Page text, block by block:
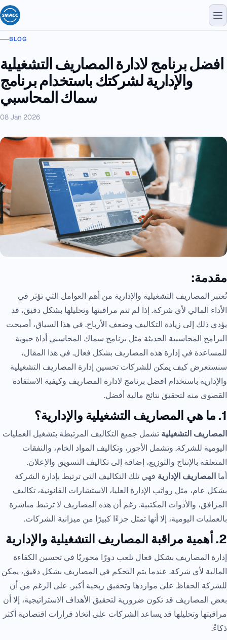
BLOG
افضل برنامج لادارة المصاريف التشغيلية
والإدارية لشركتك باستخدام برنامج
سماك المحاسبي
08 Jan 2026
مقدمة:
تُعتبر المصاريف التشغيلية والإدارية من أهم العوامل التي تؤثر في
الأداء المالي لأي شركة. إذا لم تتم مراقبتها وتحليلها بشكل دقيق، قد
يؤدي ذلك إلى زيادة التكاليف وضعف الأرباح. في هذا السياق، أصبحت
البرامج المحاسبية الحديثة مثل برنامج سماك المحاسبي أداة حيوية
للمساعدة في إدارة هذه المصاريف بشكل فعال. في هذا المقال،
سنستعرض كيف يمكن للشركات تحسين إدارة المصاريف التشغيلية
والإدارية باستخدام افضل برنامج لادارة المصاريف وكيفية الاستفادة
القصوى منه لتحقيق نتائج مالية أفضل.
1. ما هي المصاريف التشغيلية والإدارية؟
المصاريف التشغيلية تشمل جميع التكاليف المرتبطة بتشغيل العمليات
اليومية للشركة. وتشمل الأجور، وتكاليف المواد الخام، والنفقات
المتعلقة بالإنتاج والتوزيع، إضافة إلى تكاليف التسويق والإعلان.
أما المصاريف الإدارية فهي تلك التكاليف التي ترتبط بإدارة الشركة
بشكل عام، مثل رواتب الإدارة العليا، الاستشارات القانونية، تكاليف
المرافق، والأدوات المكتبية. رغم أن هذه المصاريف لا ترتبط مباشرة
بالعمليات اليومية، إلا أنها تمثل جزءًا كبيرًا من ميزانية الشركات.
2. أهمية مراقبة المصاريف التشغيلية والإدارية
إدارة المصاريف بشكل فعال تلعب دورًا محوريًا في تحسين الكفاءة
المالية لأي شركة. عندما يتم التحكم في المصاريف بشكل دقيق، يمكن
للشركة الحفاظ على مواردها وتحقيق ربحية أكبر. على الرغم من أن
بعض المصاريف قد تكون ضرورية لتحقيق الأهداف الاستراتيجية، إلا أن
مراقبتها وتحليلها قد يساعد الشركات على اتخاذ قرارات اقتصادية أكثر
ذكاءً.